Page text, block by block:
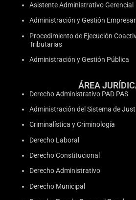
Asistente Administrativo Gerencial
Administración y Gestión
Procedimiento de Ejecución
Tributarias
Administración y Gestión Pública
ÁREA
Derecho Administrativo PAD PAS
Administración del Sistema de
Criminalística y Criminología
Derecho Laboral
Derecho Constitucional
Derecho Administrativo
Derecho Municipal